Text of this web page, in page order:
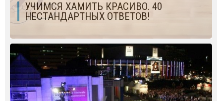
УЧИМСЯ ХАМИТЬ КРАСИВО. 40
НЕСТАНДАРТНЫХ ОТВЕТОВ!